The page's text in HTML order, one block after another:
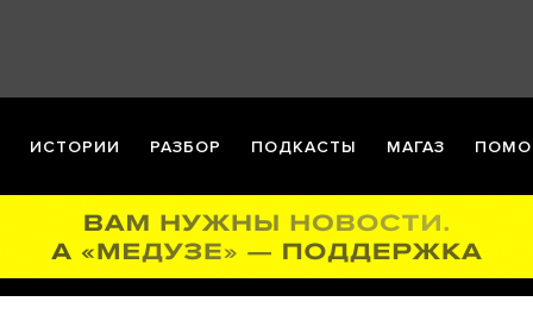
ИСТОРИИ РАЗБОР ПОДКАСТЫ МАГАЗ